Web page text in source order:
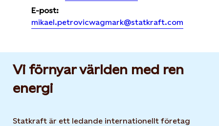
E-post:
mikael.petrovicwagmark@statkraft.com
Vi förnyar världen med ren
energi
Statkraft är ett ledande internationellt företag